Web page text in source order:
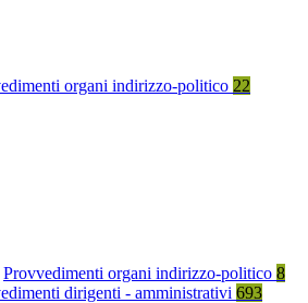
organi indirizzo-politico 22
Provvedimenti organi indirizzo-politico 8
dirigenti - amministrativi 693